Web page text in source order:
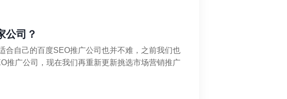
公司？
合自己的百度SEO推广公司也并不难，之前我们也
推广公司，现在我们再重新更新挑选市场营销推广